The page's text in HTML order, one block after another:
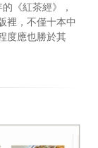
《紅茶經》，
裡，不僅十本中
度應也勝於其